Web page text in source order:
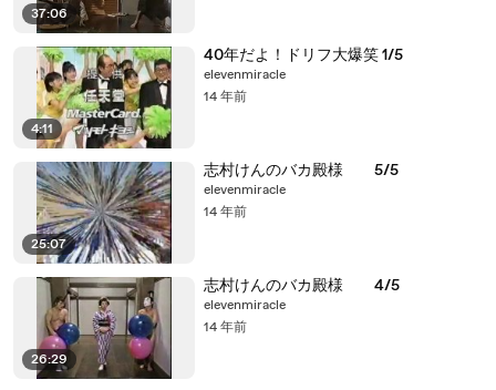
37:06
4:11
40年だよ！ドリフ大爆笑 1/5
elevenmiracle
14 年前
25:07
志村けんのバカ殿様 5/5
elevenmiracle
14 年前
26:29
志村けんのバカ殿様 4/5
elevenmiracle
14 年前